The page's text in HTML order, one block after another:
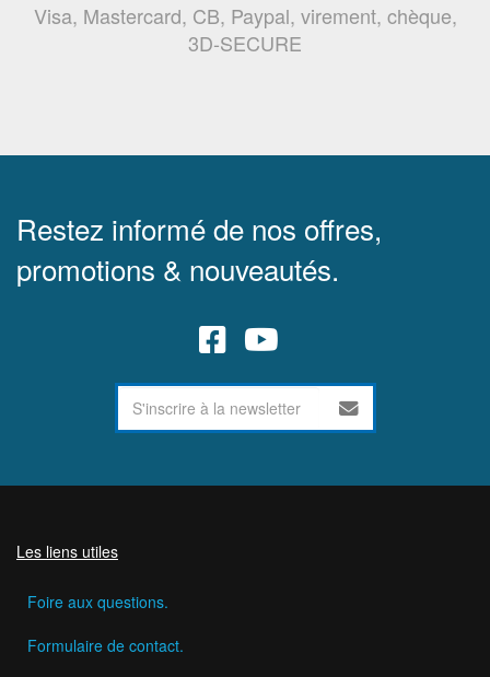
Visa, Mastercard, CB, Paypal, virement, chèque,
3D-SECURE
Restez informé de nos offres,
promotions & nouveautés.
Les liens utiles
Foire aux questions.
Formulaire de contact.